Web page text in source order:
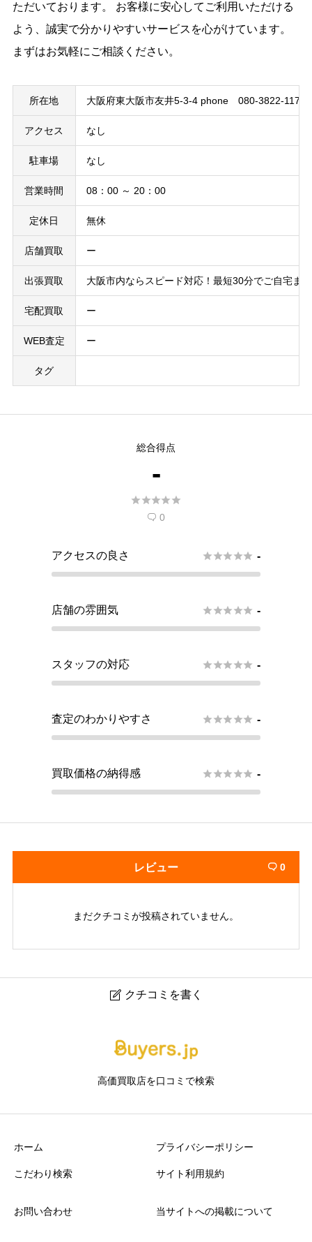
ただいております。 お客様に安心してご利用いただける
よう、誠実で分かりやすいサービスを心がけています。
まずはお気軽にご相談ください。
所在地 大阪府東大阪市友井5-3-4 phone 080-3822-1173
アクセス なし
駐車場 なし
営業時間 08：00 ～ 20：00
定休日 無休
店舗買取 ー
出張買取 大阪市内ならスピード対応！最短30分でご自宅ま
宅配買取 ー
WEB査定 ー
タグ
総合得点
-

 0
アクセスの良さ  -
店舗の雰囲気  -
スタッフの対応  -
査定のわかりやすさ  -
買取価格の納得感  -
レビュー  0
まだクチコミが投稿されていません。
 クチコミを書く
任意
高価買取店を口コミで検索
ホーム
こだわり検索
プライバシーポリシー
サイト利用規約
お問い合わせ 当サイトへの掲載について